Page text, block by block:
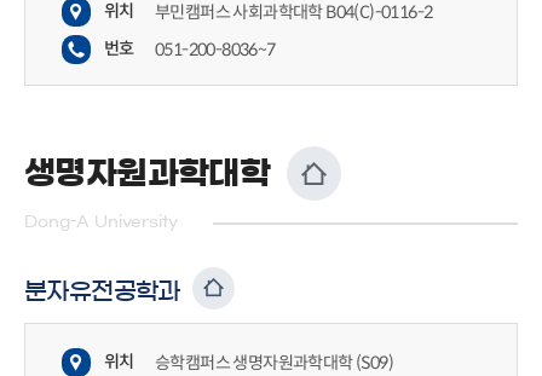
위치
부민캠퍼스 사회과학대학 B04(C)-0116-2
번호
051-200-8036~7
생명자원과학대학
Dong-A University
분자유전공학과
위치
승학캠퍼스 생명자원과학대학 (S09)